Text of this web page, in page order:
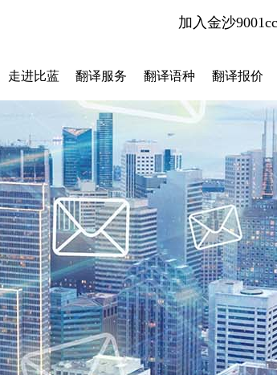
加入金沙
走进比蓝 翻译服务 翻译语种 翻译报价